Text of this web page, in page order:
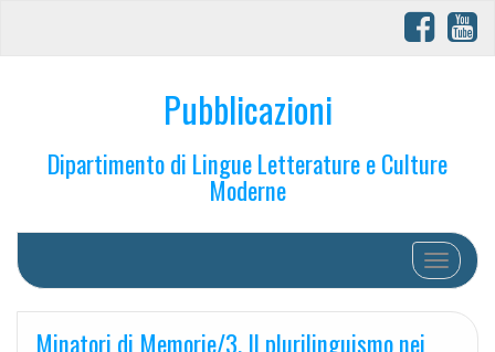
Pubblicazioni
Dipartimento di Lingue Letterature e Culture
Moderne
Toggle
Minatori di Memorie/3. Il plurilinguismo nei